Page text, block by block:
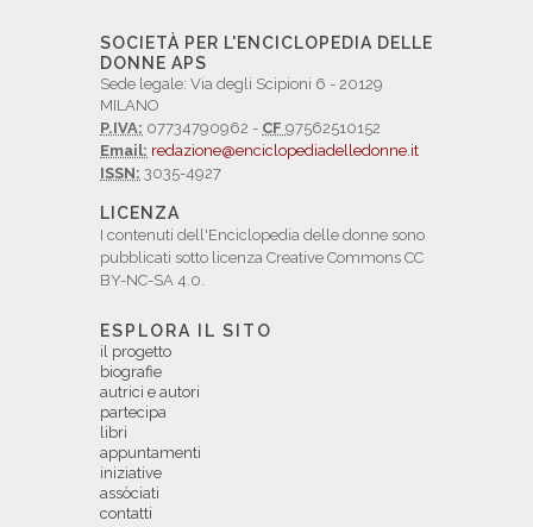
SOCIETÀ PER L'ENCICLOPEDIA DELLE
DONNE APS
Sede legale: Via degli Scipioni 6 - 20129
MILANO
P.IVA: 07734790962 - CF 97562510152
Email: redazione@enciclopediadelledonne.it
ISSN: 3035-4927
LICENZA
I contenuti dell'Enciclopedia delle donne sono
pubblicati sotto licenza Creative Commons CC
BY-NC-SA 4.0.
ESPLORA IL SITO
il progetto
biografie
autrici e autori
partecipa
libri
appuntamenti
iniziative
assòciati
contatti